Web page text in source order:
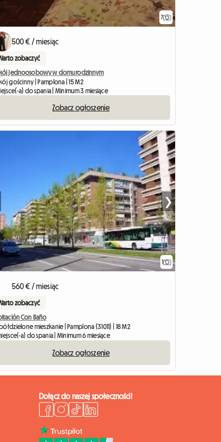
7
500 € / miesiąc
zobaczyć
jednoosobowy w domu rodzinnym
gościnny | Pamplona | 15 M2
a) do spania | Minimum 3 miesiące
Zobacz ogłoszenie
1
❯
560 € / miesiąc
zobaczyć
Con Baño
mieszkanie | Pamplona (31011) | 18 M2
a) do spania | Minimum 6 miesiące
Zobacz ogłoszenie
Dołącz do naszej społeczności!